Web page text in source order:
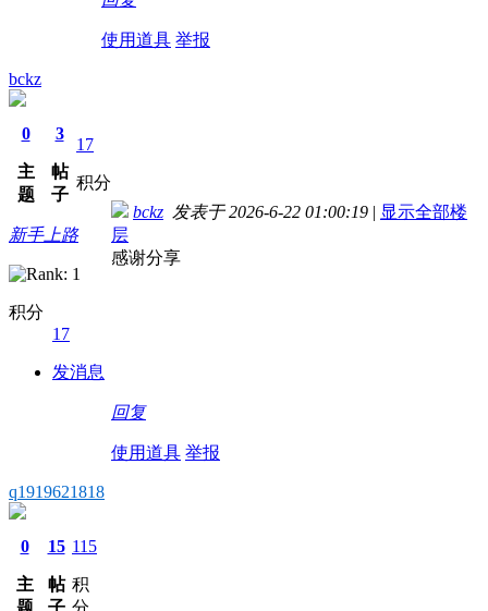
使用道具 举报
bckz
0
主
题
3
帖
子
17
积分
新手上路
积分
17
发消息
bckz 发表于 2026-6-22 01:00:19 | 显示全部楼
层
感谢分享
回复
使用道具 举报
q1919621818
0
主
15
帖
115
积